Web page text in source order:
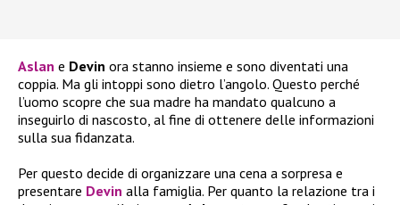
Aslan e Devin ora stanno insieme e sono diventati una
coppia. Ma gli intoppi sono dietro l’angolo. Questo perché
l’uomo scopre che sua madre ha mandato qualcuno a
inseguirlo di nascosto, al fine di ottenere delle informazioni
sulla sua fidanzata.
Per questo decide di organizzare una cena a sorpresa e
presentare Devin alla famiglia. Per quanto la relazione tra i